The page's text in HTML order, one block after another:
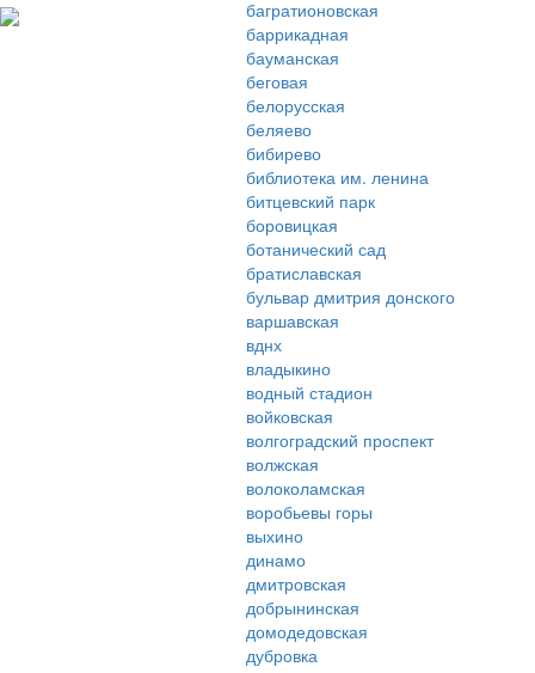
багратионовская
баррикадная
бауманская
беговая
белорусская
беляево
бибирево
библиотека им. ленина
битцевский парк
боровицкая
ботанический сад
братиславская
бульвар дмитрия донского
варшавская
вднх
владыкино
водный стадион
войковская
волгоградский проспект
волжская
волоколамская
воробьевы горы
выхино
динамо
дмитровская
добрынинская
домодедовская
дубровка